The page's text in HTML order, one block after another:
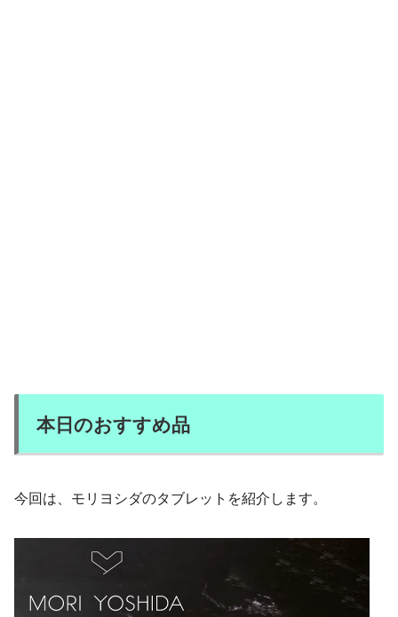
本日のおすすめ品
今回は、モリヨシダのタブレットを紹介します。